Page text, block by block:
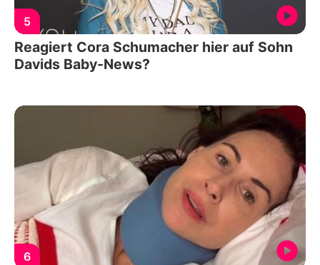
5
Reagiert Cora Schumacher hier auf Sohn
Davids Baby-News?
6